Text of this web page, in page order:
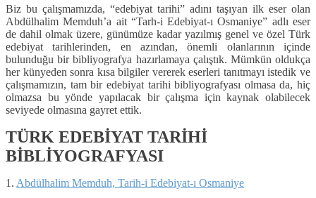
Biz bu çalışmamızda, “edebiyat tarihi” adını taşıyan ilk eser olan
Abdülhalim Memduh’a ait “Tarh-i Edebiyat-ı Osmaniye” adlı eser
de dahil olmak üzere, günümüze kadar yazılmış genel ve özel Türk
edebiyat tarihlerinden, en azından, önemli olanlarının içinde
bulunduğu bir bibliyografya hazırlamaya çalıştık. Mümkün oldukça
her künyeden sonra kısa bilgiler vererek eserleri tanıtmayı istedik ve
çalışmamızın, tam bir edebiyat tarihi bibliyografyası olmasa da, hiç
olmazsa bu yönde yapılacak bir çalışma için kaynak olabilecek
seviyede olmasına gayret ettik.
TÜRK EDEBİYAT TARİHİ
BİBLİYOGRAFYASI
1. Abdülhalim Memduh, Tarih-i Edebiyat-ı Osmaniye